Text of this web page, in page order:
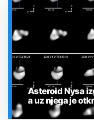
Asteroid Nysa
a uz njega je